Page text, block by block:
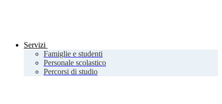
Servizi
Famiglie e studenti
Personale scolastico
Percorsi di studio